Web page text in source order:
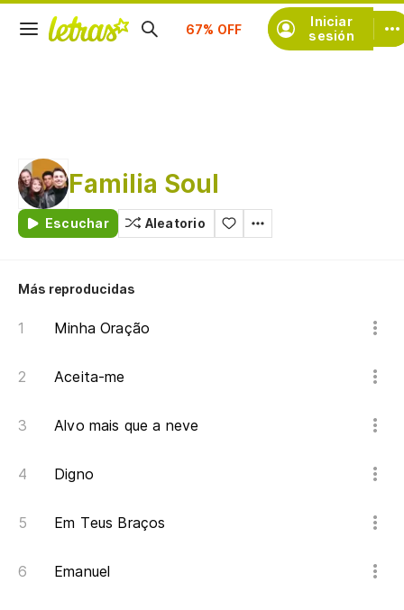
Iniciar
sesión
Suscríbete
Familia Soul
Escuchar Aleatorio
Más reproducidas
Minha Oração
Aceita-me
Alvo mais que a neve
Digno
Em Teus Braços
Emanuel